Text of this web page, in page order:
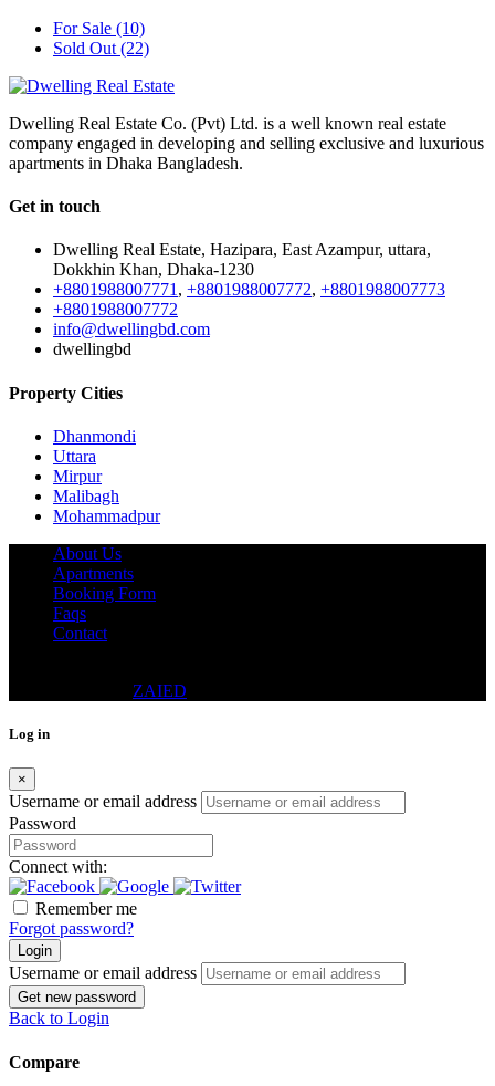
For Sale (10)
Sold Out (22)
Dwelling Real Estate Co. (Pvt) Ltd. is a well known real estate
company engaged in developing and selling exclusive and luxurious
apartments in Dhaka Bangladesh.
Get in touch
Dwelling Real Estate, Hazipara, East Azampur, uttara,
Dokkhin Khan, Dhaka-1230
+8801988007771, +8801988007772, +8801988007773
+8801988007772
info@dwellingbd.com
dwellingbd
Property Cities
Dhanmondi
Uttara
Mirpur
Malibagh
Mohammadpur
About Us
Apartments
Booking Form
Faqs
Contact
ZAIED
Log in
×
Username or email address
Password
Connect with:
Remember me
Forgot password?
Login
Username or email address
Get new password
Back to Login
Compare